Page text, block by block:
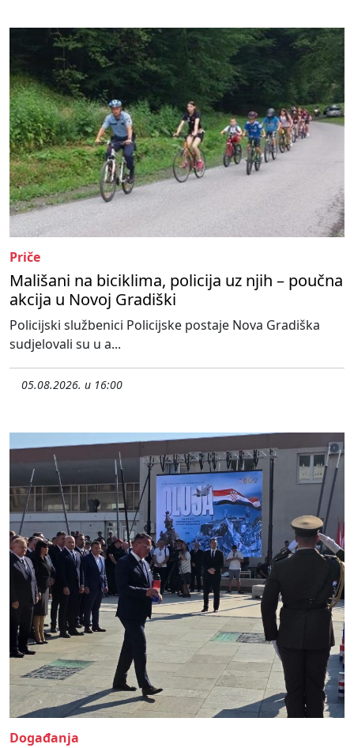
Priče
Mališani na biciklima, policija uz njih – poučna
akcija u Novoj Gradiški
Policijski službenici Policijske postaje Nova Gradiška
sudjelovali su u a...
05.08.2026. u 16:00
Događanja